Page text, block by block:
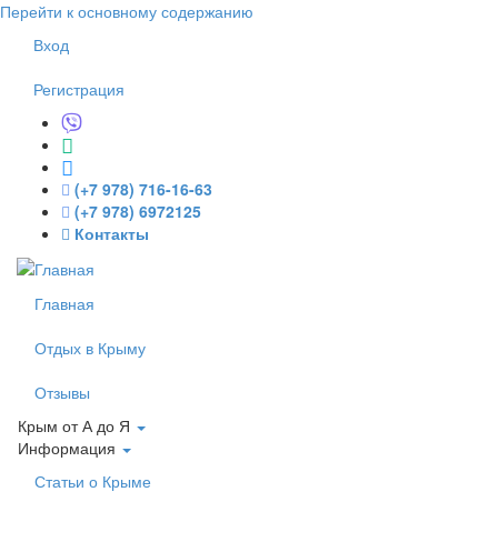
Перейти к основному содержанию
Вход
Регистрация
(+7 978) 716-16-63
(+7 978) 6972125
Контакты
Главная
Отдых в Крыму
Отзывы
Крым от А до Я
Информация
Статьи о Крыме